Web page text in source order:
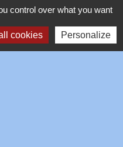
control over what you want
cookies Personalize